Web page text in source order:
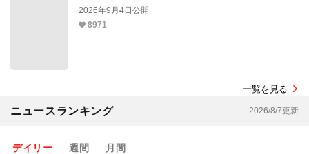
2026年9月4日公開
8971
一覧を見る
ニュースランキング 2026/8/7更新
デイリー 週間 月間